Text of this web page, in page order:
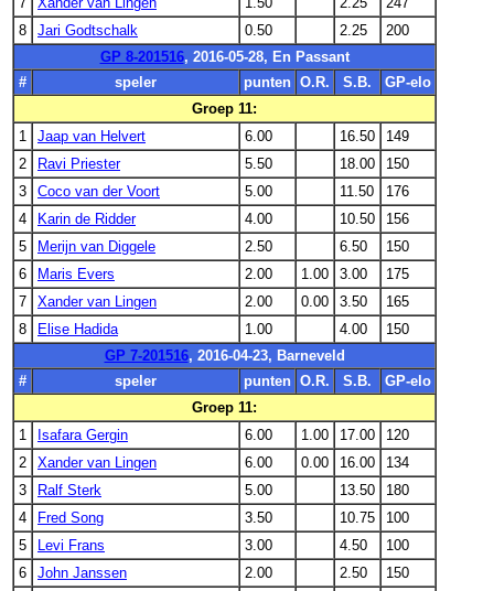
8
Jari Godtschalk 0.50 2.25
200
GP 8-201516, 2016-05-28, En Passant
#
speler punten O.R. S.B.
GP-elo
Groep 11:
1
Jaap van Helvert 6.00 16.50
149
2
Ravi Priester 5.50 18.00
150
3
Coco van der Voort 5.00 11.50
176
4
Karin de Ridder 4.00 10.50
156
5
Merijn van Diggele 2.50 6.50
150
6
Maris Evers 2.00 1.00 3.00
175
7
Xander van Lingen 2.00 0.00 3.50
165
8
Elise Hadida 1.00 4.00
150
GP 7-201516, 2016-04-23, Barneveld
#
speler punten O.R. S.B.
GP-elo
Groep 11:
1
Isafara Gergin 6.00 1.00 17.00
120
2
Xander van Lingen 6.00 0.00 16.00
134
3
Ralf Sterk 5.00 13.50
180
4
Fred Song 3.50 10.75
100
5
Levi Frans 3.00 4.50
100
6
John Janssen 2.00 2.50
150